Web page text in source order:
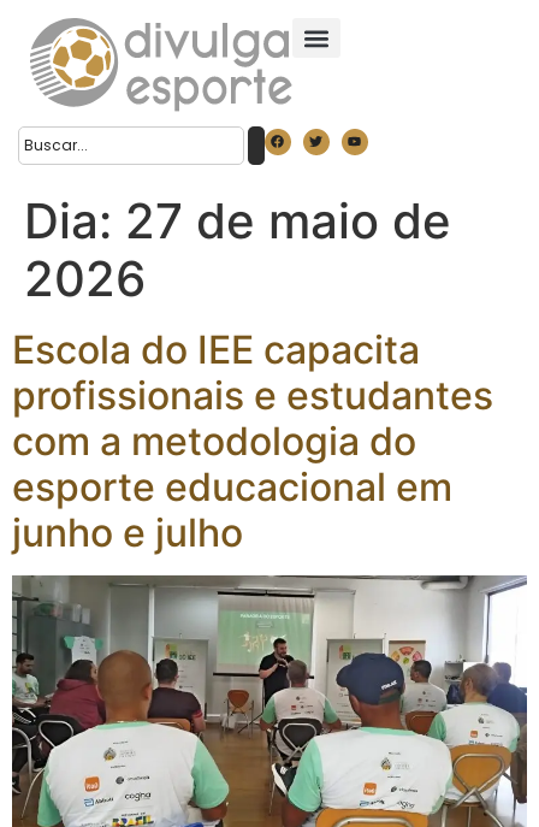
Dia: 27 de maio de
2026
Escola do IEE capacita
profissionais e estudantes
com a metodologia do
esporte educacional em
junho e julho